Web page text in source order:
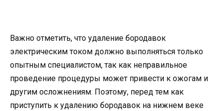
Важно отметить, что удаление бородавок
электрическим током должно выполняться только
опытным специалистом, так как неправильное
проведение процедуры может привести к ожогам и
другим осложнениям. Поэтому, перед тем как
приступить к удалению бородавок на нижнем веке